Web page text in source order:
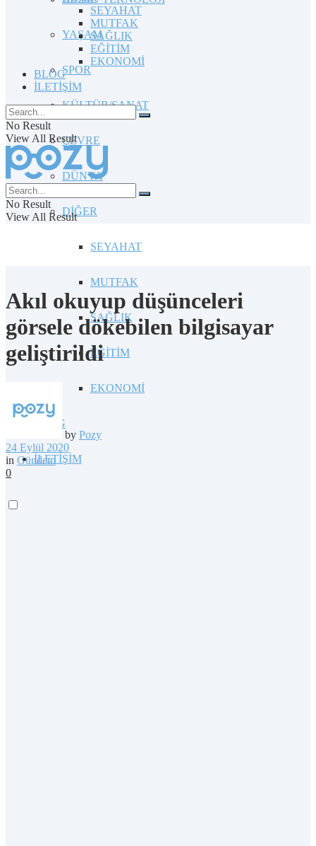
YAŞAM
SPOR
KÜLTÜR/SANAT
ÇEVRE
DÜNYA
DİĞER
SEYAHAT
MUTFAK
SAĞLIK
EĞİTİM
EKONOMİ
BLOG
İLETİŞİM
SEYAHAT
MUTFAK
SAĞLIK
EĞİTİM
EKONOMİ
BLOG
İLETİŞİM
No Result
View All Result
No Result
View All Result
Akıl okuyup düşünceleri
görsele dökebilen bilgisayar
geliştirildi
by Pozy
24 Eylül 2020
in Gündem
0